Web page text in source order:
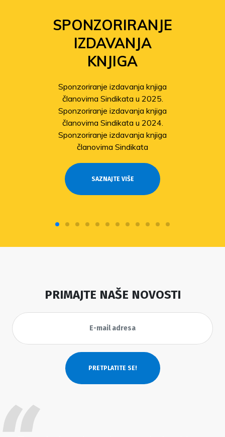
SPONZORIRANJE
IZDAVANJA
KNJIGA
Sponzoriranje izdavanja knjiga
članovima Sindikata u 2025.
Sponzoriranje izdavanja knjiga
članovima Sindikata u 2024.
Sponzoriranje izdavanja knjiga
članovima Sindikata
SAZNAJTE VIŠE
PRIMAJTE NAŠE NOVOSTI